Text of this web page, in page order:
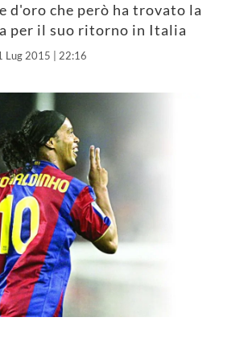
d'oro che però ha trovato la
per il suo ritorno in Italia
Lug 2015 | 22:16